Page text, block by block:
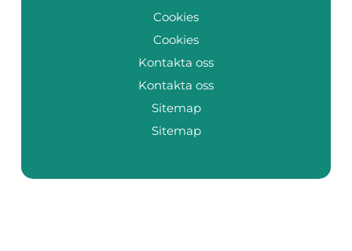
Cookies
Cookies
Kontakta oss
Kontakta oss
Sitemap
Sitemap